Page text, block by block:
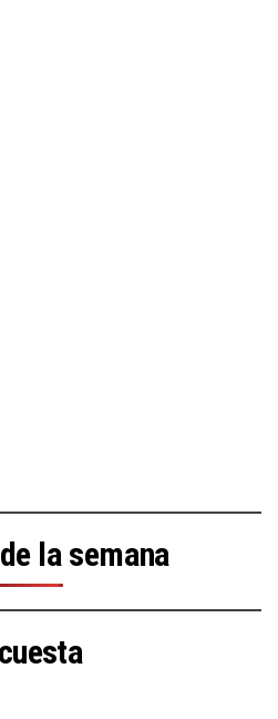
la semana